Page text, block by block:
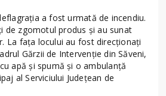
a fost urmată de incendiu.
de zgomotul produs și au sunat
La fața locului au fost direcționați
Gărzii de Intervenție din Săveni,
apă și spumă și o ambulanță
al Serviciului Județean de